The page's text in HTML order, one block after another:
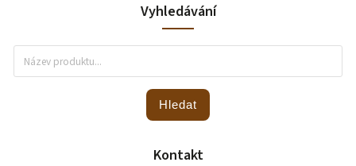
Vyhledávání
Hledat
Kontakt